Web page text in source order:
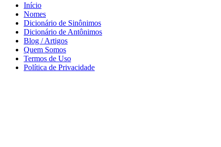
Início
Nomes
Dicionário de Sinônimos
Dicionário de Antônimos
Blog / Artigos
Quem Somos
Termos de Uso
Política de Privacidade